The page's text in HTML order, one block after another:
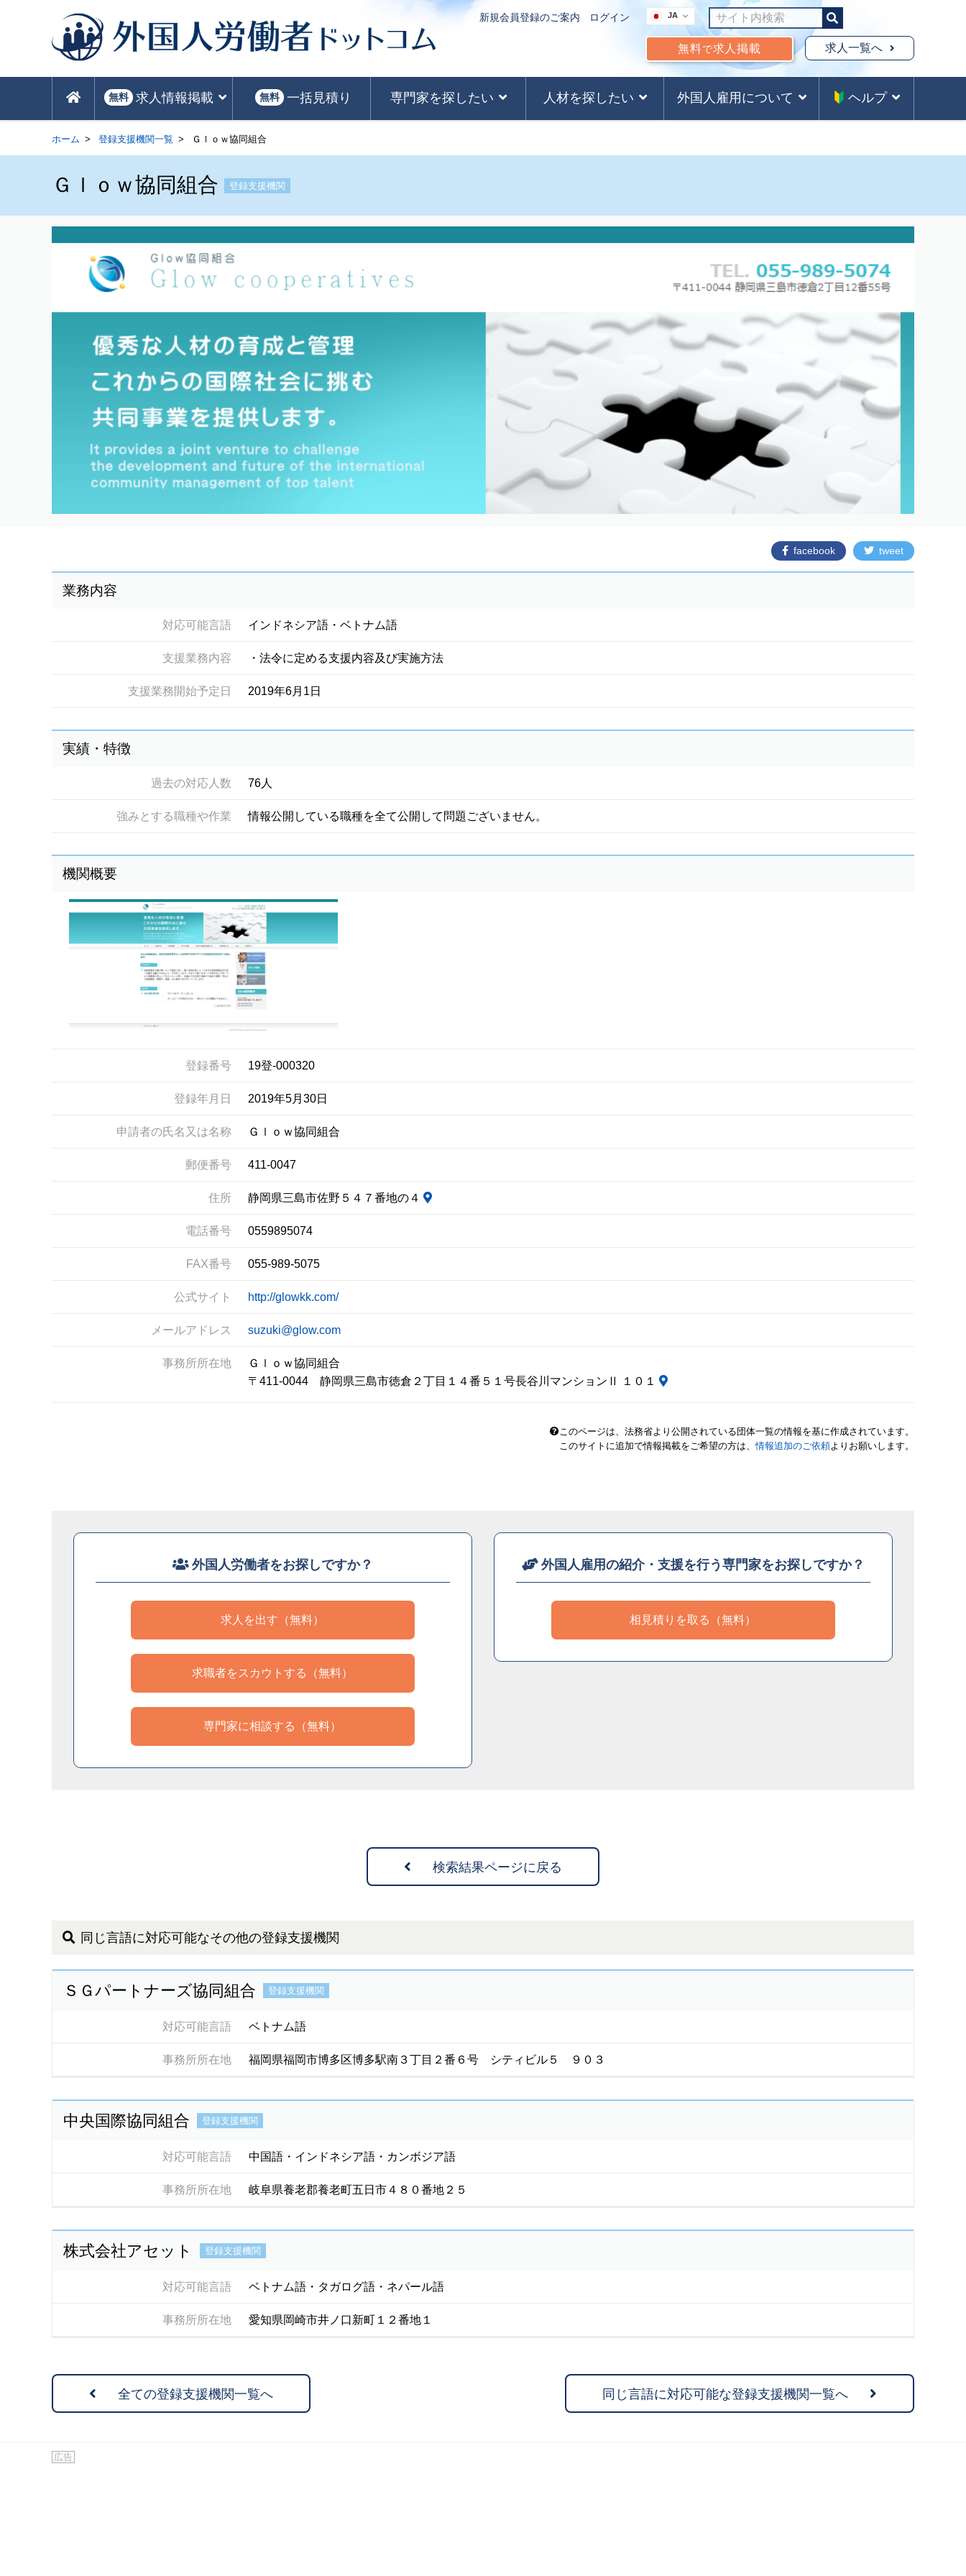
新規会員登録のご案内 ログイン JA
無料で求人掲載 求人一覧へ
無料 求人情報掲載 無料 一括見積り 専門家を探したい 人材を探したい 外国人雇用について ヘルプ
ホーム 登録支援機関一覧 Ｇｌｏｗ協同組合
Ｇｌｏｗ協同組合 登録支援機関
facebook tweet
業務内容
対応可能言語 インドネシア語・ベトナム語
支援業務内容 ・法令に定める支援内容及び実施方法
支援業務開始予定日 2019年6月1日
実績・特徴
過去の対応人数 76人
強みとする職種や作業 情報公開している職種を全て公開して問題ございません。
機関概要
登録番号 19登-000320
登録年月日 2019年5月30日
申請者の氏名又は名称 Ｇｌｏｗ協同組合
郵便番号 411-0047
住所 静岡県三島市佐野５４７番地の４
電話番号 0559895074
FAX番号 055-989-5075
公式サイト http://glowkk.com/
メールアドレス suzuki@glow.com
事務所所在地
Ｇｌｏｗ協同組合
〒411-0044 静岡県三島市徳倉２丁目１４番５１号長谷川マンションⅡ １０１
このページは、法務省より公開されている団体一覧の情報を基に作成されています。
このサイトに追加で情報掲載をご希望の方は、情報追加のご依頼よりお願いします。
外国人労働者をお探しですか？
求人を出す（無料）
求職者をスカウトする（無料）
専門家に相談する（無料）
外国人雇用の紹介・支援を行う専門家をお探しですか？
相見積りを取る（無料）
検索結果ページに戻る
同じ言語に対応可能なその他の登録支援機関
ＳＧパートナーズ協同組合 登録支援機関
対応可能言語 ベトナム語
事務所所在地 福岡県福岡市博多区博多駅南３丁目２番６号 シティビル５ ９０３
中央国際協同組合 登録支援機関
対応可能言語 中国語・インドネシア語・カンボジア語
事務所所在地 岐阜県養老郡養老町五日市４８０番地２５
株式会社アセット 登録支援機関
対応可能言語 ベトナム語・タガログ語・ネパール語
事務所所在地 愛知県岡崎市井ノ口新町１２番地１
全ての登録支援機関一覧へ 同じ言語に対応可能な登録支援機関一覧へ
広告